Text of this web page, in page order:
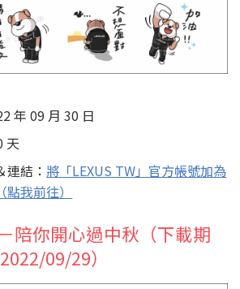
年 09 月 30 日
天
連結： 將「LEXUS TW」官方帳號加為
我前往）
陪你開心過中秋（下載期
09/29）